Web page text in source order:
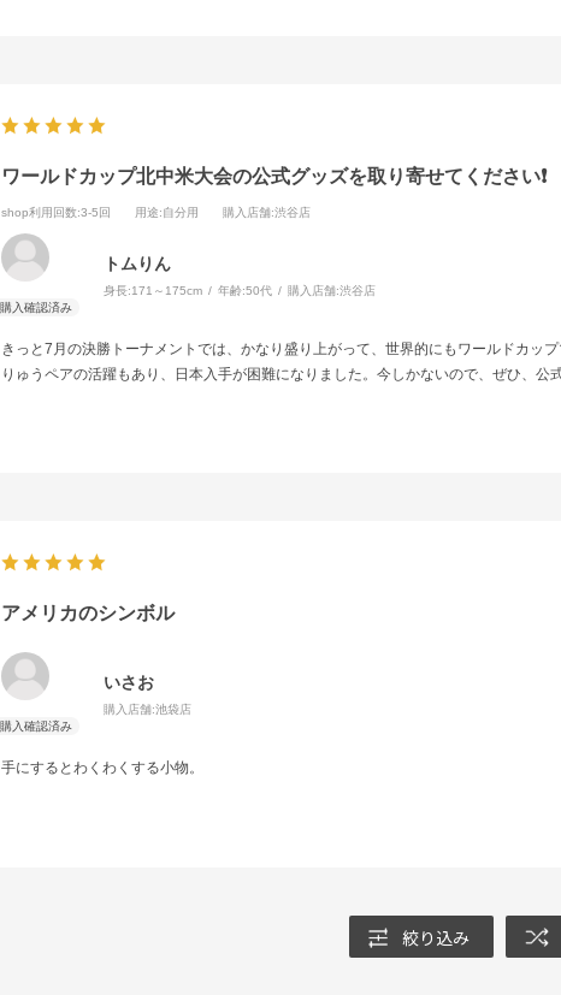
ワールドカップ北中米大会の公式グッズを取り寄せてください❗️
shop利用回数:3-5回 用途:自分用 購入店舗:渋谷店
トムりん
身長:171～175cm 年齢:50代 購入店舗:渋谷店
きっと7月の決勝トーナメントでは、かなり盛り上がって、世界的にもワールドカッ
りゅうペアの活躍もあり、日本入手が困難になりました。今しかないので、ぜひ、公
アメリカのシンボル
いさお
購入店舗:池袋店
手にするとわくわくする小物。
絞り込み